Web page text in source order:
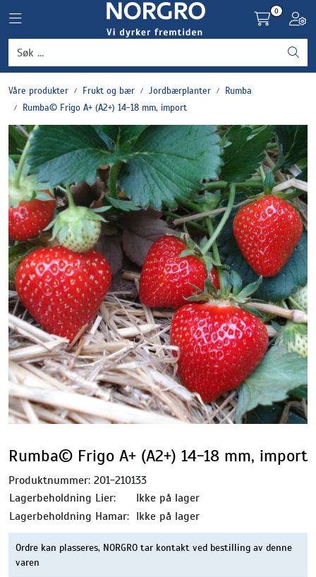
Toggle navigation
0
Våre produkter Frukt og bær Jordbærplanter
Rumba
Rumba© Frigo A+ (A2+) 14-18 mm, import
Rumba© Frigo A+ (A2+) 14-18 mm, import
Produktnummer: 201-210133
Lagerbeholdning Lier:
Ikke på lager
Lagerbeholdning Hamar: Ikke på lager
Ordre kan plasseres, NORGRO tar kontakt ved bestilling av denne
varen
Grønnsaker
Settepotet og setteløk
Frukt og bær
Plantevern og nyttedyr
Blomster, potter og brett
Driftsmidler